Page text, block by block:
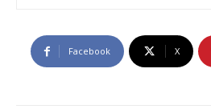
Facebook X